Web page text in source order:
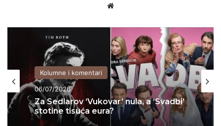
Kolumne i komentari
04/07/2026
KADA KULTURA POSTANE PARAVAN
ZA POLITIČKI INŽENJERING: Kako je
Možemo! u Zagrebu upropastio
sjajan projekt za djecu